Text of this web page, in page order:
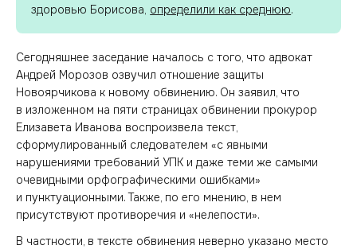
здоровью Борисова, определили как среднюю.
Сегодняшнее заседание началось с того, что адвокат
Андрей Морозов озвучил отношение защиты
Новоярчикова к новому обвинению. Он заявил, что
в изложенном на пяти страницах обвинении прокурор
Елизавета Иванова воспроизвела текст,
сформулированный следователем «с явными
нарушениями требований УПК и даже теми же самыми
очевидными орфографическими ошибками»
и пунктуационными. Также, по его мнению, в нем
присутствуют противоречия и «нелепости».
В частности, в тексте обвинения неверно указано место